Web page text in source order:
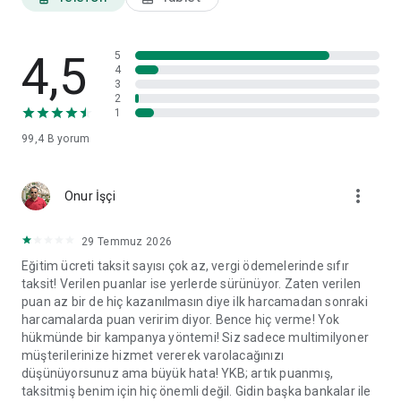
World Mobil'i yorumlarınız doğrultusunda geliştirmeye devam
edeceğiz.
4,5
99,4 B yorum
5
4
3
2
1
Onur İşçi more_vert
29 Temmuz 2026
Eğitim ücreti taksit sayısı çok az, vergi ödemelerinde sıfır
taksit! Verilen puanlar ise yerlerde sürünüyor. Zaten verilen
puan az bir de hiç kazanılmasın diye ilk harcamadan sonraki
harcamalarda puan veririm diyor. Bence hiç verme! Yok
hükmünde bir kampanya yöntemi! Siz sadece multimilyoner
müşterilerinize hizmet vererek varolacağınızı
düşünüyorsunuz ama büyük hata! YKB; artık puanmış,
taksitmiş benim için hiç önemli değil. Gidin başka bankalar ile